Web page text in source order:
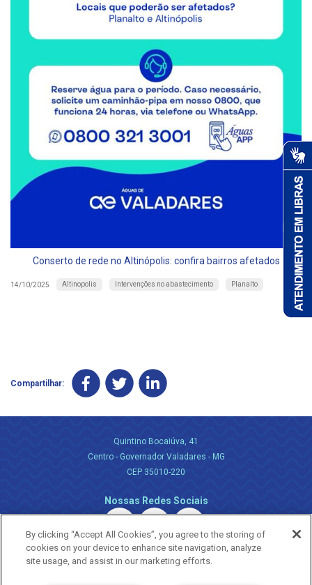
Conserto de rede no Altinópolis: confira bairros afetados
14/10/2025 Altinopolis Intervenções no abastecimento Planalto
Compartilhar:
Quintino Bocaiúva, 41
Centro - Governador Valadares - MG
CEP 35010-220
Nossas Redes Sociais
By clicking “Accept All Cookies”, you agree to the storing of
cookies on your device to enhance site navigation, analyze
site usage, and assist in our marketing efforts.